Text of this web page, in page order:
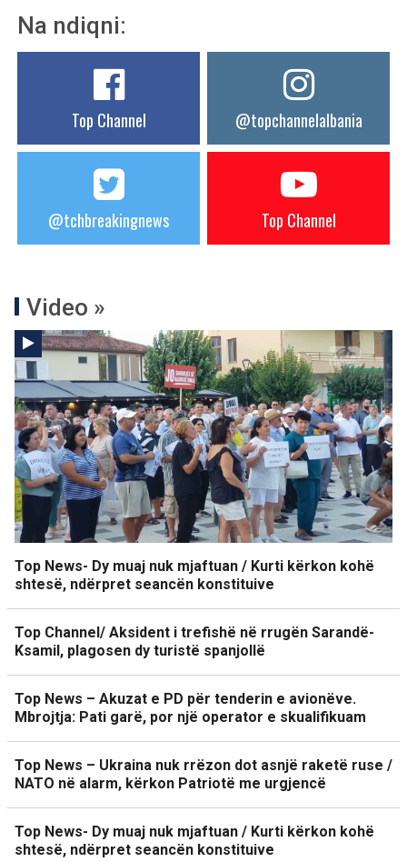
Na ndiqni:
Top Channel @topchannelalbania
@tchbreakingnews Top Channel
Video »
Top News- Dy muaj nuk mjaftuan / Kurti kërkon kohë
shtesë, ndërpret seancën konstituive
Top Channel/ Aksident i trefishë në rrugën Sarandë-
Ksamil, plagosen dy turistë spanjollë
Top News – Akuzat e PD për tenderin e avionëve.
Mbrojtja: Pati garë, por një operator e skualifikuam
Top News – Ukraina nuk rrëzon dot asnjë raketë ruse /
NATO në alarm, kërkon Patriotë me urgjencë
Top News- Dy muaj nuk mjaftuan / Kurti kërkon kohë
shtesë, ndërpret seancën konstituive